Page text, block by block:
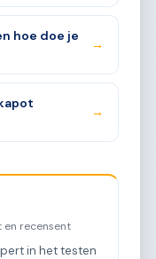
hoe doe je
→
→
en recensent
in het testen